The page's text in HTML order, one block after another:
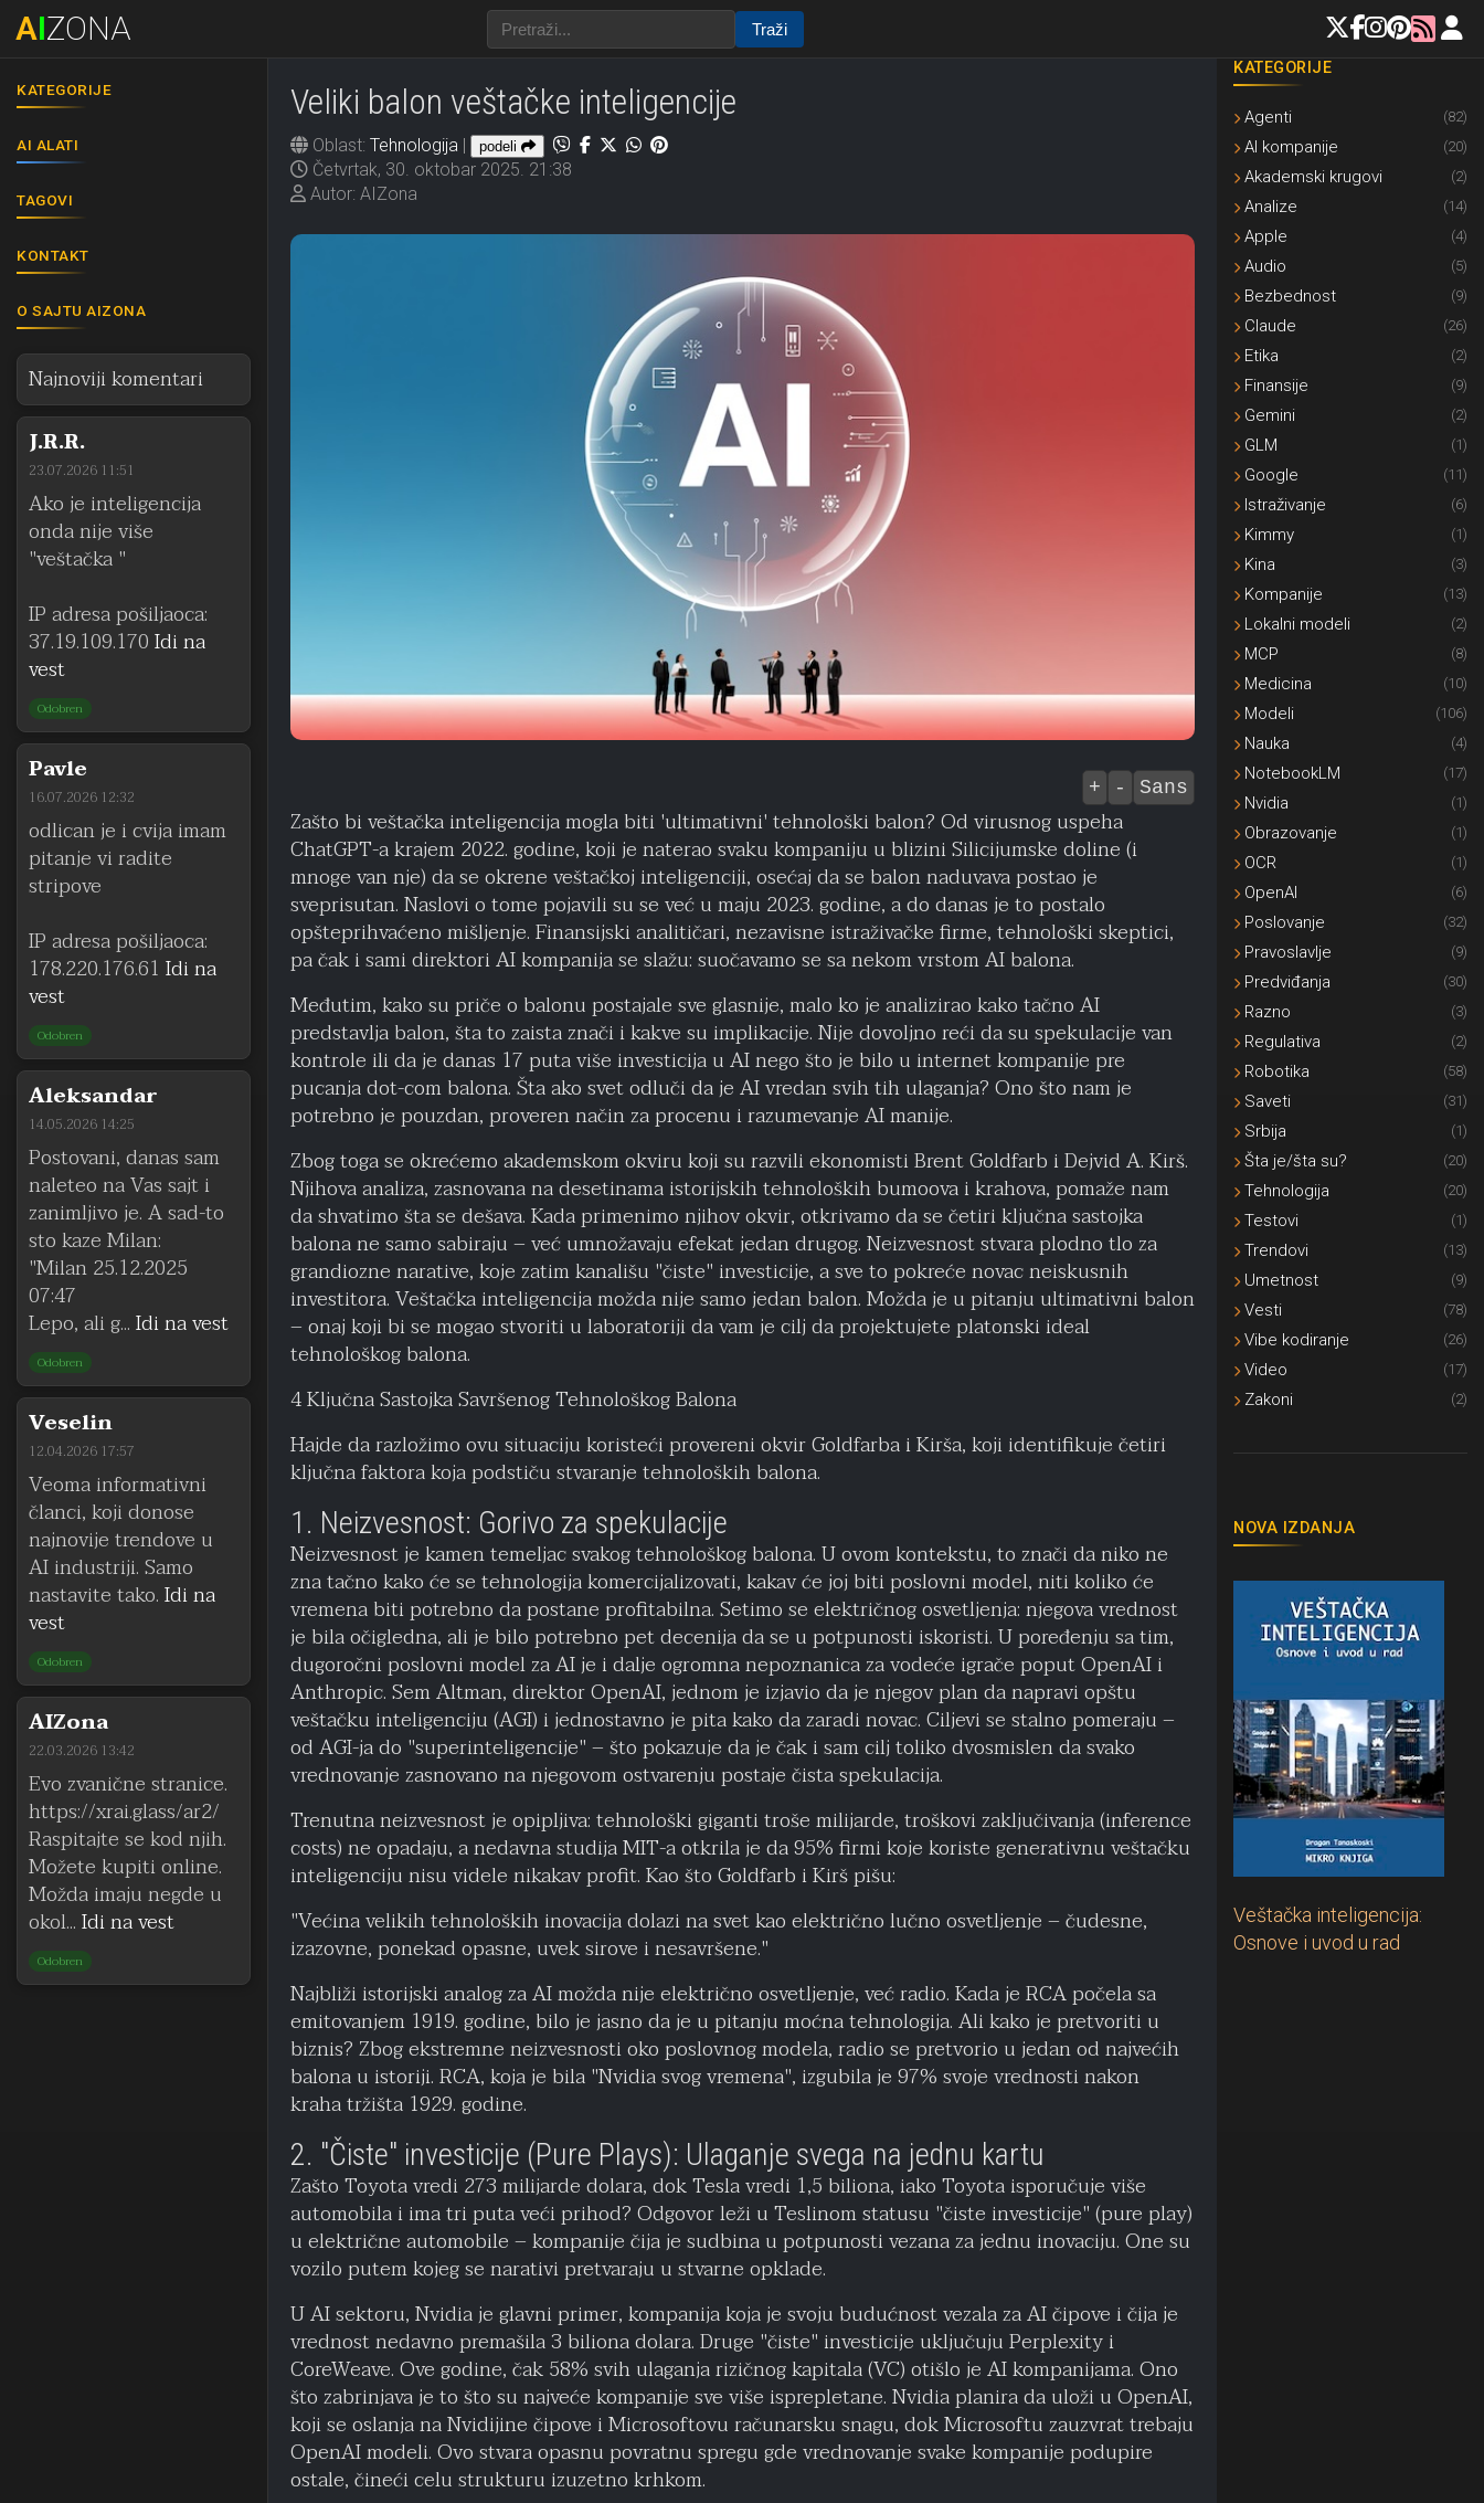
AIZONA Traži
KATEGORIJE
AI ALATI
TAGOVI
KONTAKT
O SAJTU AIZONA
Najnoviji komentari
J.R.R.
23.07.2026 11:51
Ako je inteligencija
onda nije više
"veštačka "
IP adresa pošiljaoca:
37.19.109.170Idi na
vest
Odobren
Pavle
16.07.2026 12:32
odlican je i cvija imam
pitanje vi radite
stripove
IP adresa pošiljaoca:
178.220.176.61 Idi na
vest
Odobren
Aleksandar
14.05.2026 14:25
Postovani, danas sam
naleteo na Vas sajt i
zanimljivo je. A sad-to
sto kaze Milan:
"Milan 25.12.2025
07:47
Lepo, ali g...Idi na vest
Odobren
Veselin
12.04.2026 17:57
Veoma informativni
članci, koji donose
najnovije trendove u
AI industriji. Samo
nastavite tako.Idi na
vest
Odobren
AIZona
22.03.2026 13:42
Evo zvanične stranice.
https://xrai.glass/ar2/
Raspitajte se kod njih.
Možete kupiti online.
Možda imaju negde u
okol...Idi na vest
Odobren
Veliki balon veštačke inteligencije
Oblast: Tehnologija| podeli
Četvrtak, 30. oktobar 2025. 21:38
Autor: AIZona
+ - Sans
Zašto bi veštačka inteligencija mogla biti 'ultimativni' tehnološki balon? Od virusnog uspeha
ChatGPT-a krajem 2022. godine, koji je naterao svaku kompaniju u blizini Silicijumske doline (i
mnoge van nje) da se okrene veštačkoj inteligenciji, osećaj da se balon naduvava postao je
sveprisutan. Naslovi o tome pojavili su se već u maju 2023. godine, a do danas je to postalo
opšteprihvaćeno mišljenje. Finansijski analitičari, nezavisne istraživačke firme, tehnološki skeptici,
pa čak i sami direktori AI kompanija se slažu: suočavamo se sa nekom vrstom AI balona.
Međutim, kako su priče o balonu postajale sve glasnije, malo ko je analizirao kako tačno AI
predstavlja balon, šta to zaista znači i kakve su implikacije. Nije dovoljno reći da su spekulacije van
kontrole ili da je danas 17 puta više investicija u AI nego što je bilo u internet kompanije pre
pucanja dot-com balona. Šta ako svet odluči da je AI vredan svih tih ulaganja? Ono što nam je
potrebno je pouzdan, proveren način za procenu i razumevanje AI manije.
Zbog toga se okrećemo akademskom okviru koji su razvili ekonomisti Brent Goldfarb i Dejvid A. Kirš.
Njihova analiza, zasnovana na desetinama istorijskih tehnoloških bumoova i krahova, pomaže nam
da shvatimo šta se dešava. Kada primenimo njihov okvir, otkrivamo da se četiri ključna sastojka
balona ne samo sabiraju – već umnožavaju efekat jedan drugog. Neizvesnost stvara plodno tlo za
grandiozne narative, koje zatim kanališu "čiste" investicije, a sve to pokreće novac neiskusnih
investitora. Veštačka inteligencija možda nije samo jedan balon. Možda je u pitanju ultimativni balon
– onaj koji bi se mogao stvoriti u laboratoriji da vam je cilj da projektujete platonski ideal
tehnološkog balona.
4 Ključna Sastojka Savršenog Tehnološkog Balona
Hajde da razložimo ovu situaciju koristeći provereni okvir Goldfarba i Kirša, koji identifikuje četiri
ključna faktora koja podstiču stvaranje tehnoloških balona.
1. Neizvesnost: Gorivo za spekulacije
Neizvesnost je kamen temeljac svakog tehnološkog balona. U ovom kontekstu, to znači da niko ne
zna tačno kako će se tehnologija komercijalizovati, kakav će joj biti poslovni model, niti koliko će
vremena biti potrebno da postane profitabilna. Setimo se električnog osvetljenja: njegova vrednost
je bila očigledna, ali je bilo potrebno pet decenija da se u potpunosti iskoristi. U poređenju sa tim,
dugoročni poslovni model za AI je i dalje ogromna nepoznanica za vodeće igrače poput OpenAI i
Anthropic. Sem Altman, direktor OpenAI, jednom je izjavio da je njegov plan da napravi opštu
veštačku inteligenciju (AGI) i jednostavno je pita kako da zaradi novac. Ciljevi se stalno pomeraju –
od AGI-ja do "superinteligencije" – što pokazuje da je čak i sam cilj toliko dvosmislen da svako
vrednovanje zasnovano na njegovom ostvarenju postaje čista spekulacija.
Trenutna neizvesnost je opipljiva: tehnološki giganti troše milijarde, troškovi zaključivanja (inference
costs) ne opadaju, a nedavna studija MIT-a otkrila je da 95% firmi koje koriste generativnu veštačku
inteligenciju nisu videle nikakav profit. Kao što Goldfarb i Kirš pišu:
"Većina velikih tehnoloških inovacija dolazi na svet kao električno lučno osvetljenje – čudesne,
izazovne, ponekad opasne, uvek sirove i nesavršene."
Najbliži istorijski analog za AI možda nije električno osvetljenje, već radio. Kada je RCA počela sa
emitovanjem 1919. godine, bilo je jasno da je u pitanju moćna tehnologija. Ali kako je pretvoriti u
biznis? Zbog ekstremne neizvesnosti oko poslovnog modela, radio se pretvorio u jedan od najvećih
balona u istoriji. RCA, koja je bila "Nvidia svog vremena", izgubila je 97% svoje vrednosti nakon
kraha tržišta 1929. godine.
2. "Čiste" investicije (Pure Plays): Ulaganje svega na jednu kartu
Zašto Toyota vredi 273 milijarde dolara, dok Tesla vredi 1,5 biliona, iako Toyota isporučuje više
automobila i ima tri puta veći prihod? Odgovor leži u Teslinom statusu "čiste investicije" (pure play)
u električne automobile – kompanije čija je sudbina u potpunosti vezana za jednu inovaciju. One su
vozilo putem kojeg se narativi pretvaraju u stvarne opklade.
U AI sektoru, Nvidia je glavni primer, kompanija koja je svoju budućnost vezala za AI čipove i čija je
vrednost nedavno premašila 3 biliona dolara. Druge "čiste" investicije uključuju Perplexity i
CoreWeave. Ove godine, čak 58% svih ulaganja rizičnog kapitala (VC) otišlo je AI kompanijama. Ono
što zabrinjava je to što su najveće kompanije sve više isprepletane. Nvidia planira da uloži u OpenAI,
koji se oslanja na Nvidijine čipove i Microsoftovu računarsku snagu, dok Microsoftu zauzvrat trebaju
OpenAI modeli. Ovo stvara opasnu povratnu spregu gde vrednovanje svake kompanije podupire
ostale, čineći celu strukturu izuzetno krhkom.
KATEGORIJE
Agenti (82)
AI kompanije (20)
Akademski krugovi (2)
Analize (14)
Apple (4)
Audio (5)
Bezbednost (9)
Claude (26)
Etika (2)
Finansije (9)
Gemini (2)
GLM (1)
Google (11)
Istraživanje (6)
Kimmy (1)
Kina (3)
Kompanije (13)
Lokalni modeli (2)
MCP (8)
Medicina (10)
Modeli (106)
Nauka (4)
NotebookLM (17)
Nvidia (1)
Obrazovanje (1)
OCR (1)
OpenAI (6)
Poslovanje (32)
Pravoslavlje (9)
Predviđanja (30)
Razno (3)
Regulativa (2)
Robotika (58)
Saveti (31)
Srbija (1)
Šta je/šta su? (20)
Tehnologija (20)
Testovi (1)
Trendovi (13)
Umetnost (9)
Vesti (78)
Vibe kodiranje (26)
Video (17)
Zakoni (2)
NOVA IZDANJA
Veštačka inteligencija:
Osnove i uvod u rad